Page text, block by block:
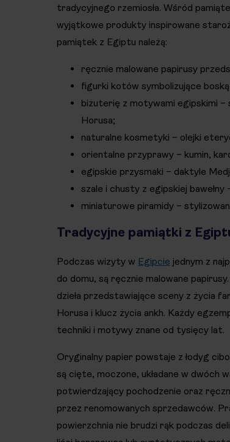
tradycyjnego rzemiosła. Wśród
wyjątkowe produkty inspirowane
pamiątek z Egiptu należą:
ręcznie malowane papirusy
figurki kotów symbolizujące
biżuterię z motywami egipskimi –
Horusa;
naturalne kosmetyki – olejki
orientalne przyprawy – kumin,
egipskie przysmaki – daktyle
szale i chusty z egipskiej
miniaturowe piramidy –
Tradycyjne pamiątki z
Podczas wizyty w Egipcie jednym z
do domu, są ręcznie malowane
dzieła przedstawiające sceny z życia
Horusa i klucz życia ankh. Każdy
techniki i motywy znane od tysięcy lat.
Oryginalny papier powstaje z łodyg
są cięte, moczone, układane w
potwierdzający pochodzenie oraz
przez renomowanych sprzedawców.
powierzchnia nie brudzi rąk podczas